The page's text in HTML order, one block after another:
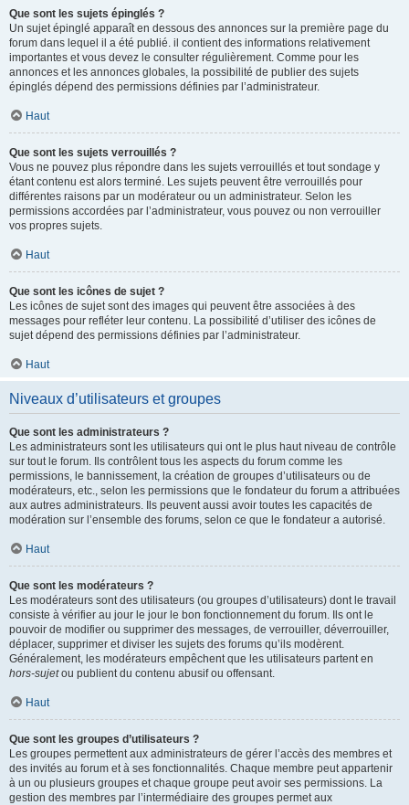
Que sont les sujets épinglés ?
Un sujet épinglé apparaît en dessous des annonces sur la première page du
forum dans lequel il a été publié. il contient des informations relativement
importantes et vous devez le consulter régulièrement. Comme pour les
annonces et les annonces globales, la possibilité de publier des sujets
épinglés dépend des permissions définies par l’administrateur.
Haut
Que sont les sujets verrouillés ?
Vous ne pouvez plus répondre dans les sujets verrouillés et tout sondage y
étant contenu est alors terminé. Les sujets peuvent être verrouillés pour
différentes raisons par un modérateur ou un administrateur. Selon les
permissions accordées par l’administrateur, vous pouvez ou non verrouiller
vos propres sujets.
Haut
Que sont les icônes de sujet ?
Les icônes de sujet sont des images qui peuvent être associées à des
messages pour refléter leur contenu. La possibilité d’utiliser des icônes de
sujet dépend des permissions définies par l’administrateur.
Haut
Niveaux d’utilisateurs et groupes
Que sont les administrateurs ?
Les administrateurs sont les utilisateurs qui ont le plus haut niveau de contrôle
sur tout le forum. Ils contrôlent tous les aspects du forum comme les
permissions, le bannissement, la création de groupes d’utilisateurs ou de
modérateurs, etc., selon les permissions que le fondateur du forum a attribuées
aux autres administrateurs. Ils peuvent aussi avoir toutes les capacités de
modération sur l’ensemble des forums, selon ce que le fondateur a autorisé.
Haut
Que sont les modérateurs ?
Les modérateurs sont des utilisateurs (ou groupes d’utilisateurs) dont le travail
consiste à vérifier au jour le jour le bon fonctionnement du forum. Ils ont le
pouvoir de modifier ou supprimer des messages, de verrouiller, déverrouiller,
déplacer, supprimer et diviser les sujets des forums qu’ils modèrent.
Généralement, les modérateurs empêchent que les utilisateurs partent en
hors-sujetou publient du contenu abusif ou offensant.
Haut
Que sont les groupes d’utilisateurs ?
Les groupes permettent aux administrateurs de gérer l’accès des membres et
des invités au forum et à ses fonctionnalités. Chaque membre peut appartenir
à un ou plusieurs groupes et chaque groupe peut avoir ses permissions. La
gestion des membres par l’intermédiaire des groupes permet aux